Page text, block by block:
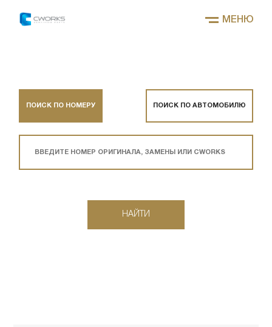
МЕНЮ
ПОИСК ПО НОМЕРУ ПОИСК ПО АВТОМОБИЛЮ